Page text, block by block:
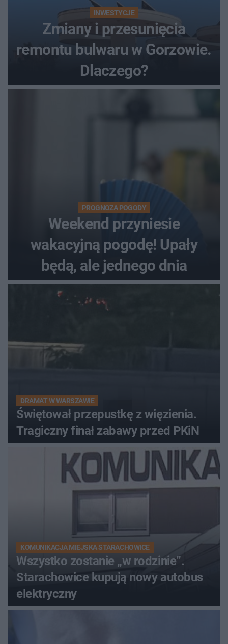
INWESTYCJE
Zmiany i przesunięcia
remontu bulwaru w Gorzowie.
Dlaczego?
PROGNOZA POGODY
Weekend przyniesie
wakacyjną pogodę! Upały
będą, ale jednego dnia
DRAMAT W WARSZAWIE
Świętował przepustkę z więzienia.
Tragiczny finał zabawy przed PKiN
KOMUNIKACJA MIEJSKA STARACHOWICE
Wszystko zostanie „w rodzinie”.
Starachowice kupują nowy autobus
elektryczny